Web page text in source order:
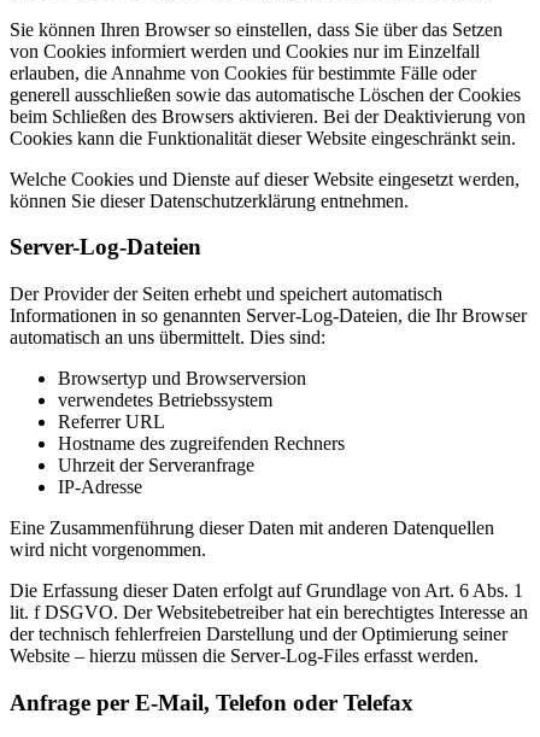
Sie können Ihren Browser so einstellen, dass Sie über das Setzen
von Cookies informiert werden und Cookies nur im Einzelfall
erlauben, die Annahme von Cookies für bestimmte Fälle oder
generell ausschließen sowie das automatische Löschen der Cookies
beim Schließen des Browsers aktivieren. Bei der Deaktivierung von
Cookies kann die Funktionalität dieser Website eingeschränkt sein.
Welche Cookies und Dienste auf dieser Website eingesetzt werden,
können Sie dieser Datenschutzerklärung entnehmen.
Server-Log-Dateien
Der Provider der Seiten erhebt und speichert automatisch
Informationen in so genannten Server-Log-Dateien, die Ihr Browser
automatisch an uns übermittelt. Dies sind:
Browsertyp und Browserversion
verwendetes Betriebssystem
Referrer URL
Hostname des zugreifenden Rechners
Uhrzeit der Serveranfrage
IP-Adresse
Eine Zusammenführung dieser Daten mit anderen Datenquellen
wird nicht vorgenommen.
Die Erfassung dieser Daten erfolgt auf Grundlage von Art. 6 Abs. 1
lit. f DSGVO. Der Websitebetreiber hat ein berechtigtes Interesse an
der technisch fehlerfreien Darstellung und der Optimierung seiner
Website – hierzu müssen die Server-Log-Files erfasst werden.
Anfrage per E-Mail, Telefon oder Telefax